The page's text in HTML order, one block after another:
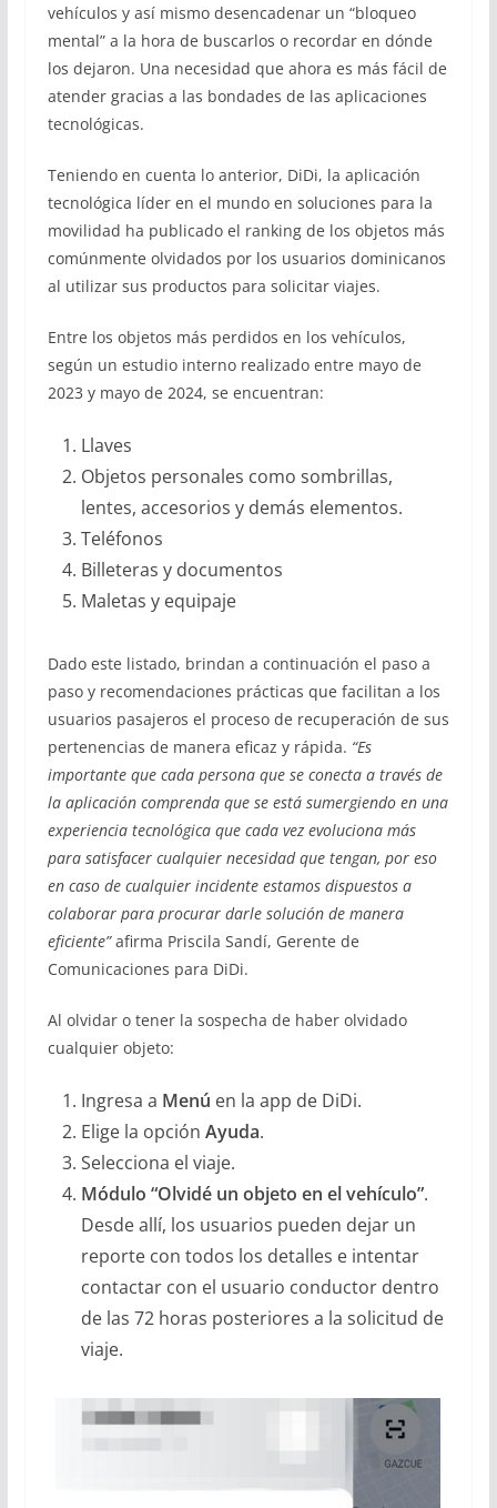
vehículos y así mismo desencadenar un “bloqueo
mental” a la hora de buscarlos o recordar en dónde
los dejaron. Una necesidad que ahora es más fácil de
atender gracias a las bondades de las aplicaciones
tecnológicas.
Teniendo en cuenta lo anterior, DiDi, la aplicación
tecnológica líder en el mundo en soluciones para la
movilidad ha publicado el ranking de los objetos más
comúnmente olvidados por los usuarios dominicanos
al utilizar sus productos para solicitar viajes.
Entre los objetos más perdidos en los vehículos,
según un estudio interno realizado entre mayo de
2023 y mayo de 2024, se encuentran:
Llaves
Objetos personales como sombrillas,
lentes, accesorios y demás elementos.
Teléfonos
Billeteras y documentos
Maletas y equipaje
Dado este listado, brindan a continuación el paso a
paso y recomendaciones prácticas que facilitan a los
usuarios pasajeros el proceso de recuperación de sus
pertenencias de manera eficaz y rápida. “Es
importante que cada persona que se conecta a través de
la aplicación comprenda que se está sumergiendo en una
experiencia tecnológica que cada vez evoluciona más
para satisfacer cualquier necesidad que tengan, por eso
en caso de cualquier incidente estamos dispuestos a
colaborar para procurar darle solución de manera
eficiente”afirma Priscila Sandí, Gerente de
Comunicaciones para DiDi.
Al olvidar o tener la sospecha de haber olvidado
cualquier objeto:
Ingresa a Menú en la app de DiDi.
Elige la opción Ayuda.
Selecciona el viaje.
Módulo “Olvidé un objeto en el vehículo”.
Desde allí, los usuarios pueden dejar un
reporte con todos los detalles e intentar
contactar con el usuario conductor dentro
de las 72 horas posteriores a la solicitud de
viaje.